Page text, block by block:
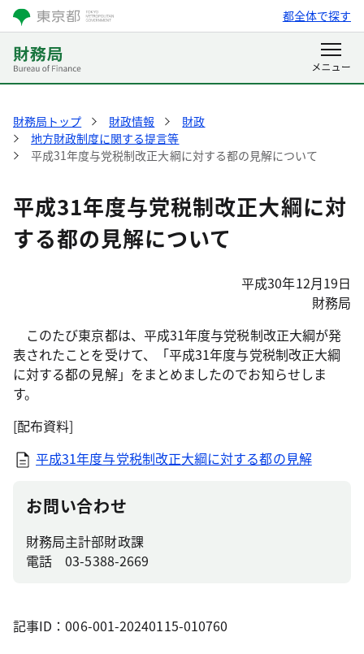
都全体で探す
財務局トップ 財政情報
財政
地方財政制度に関する提言等
平成31年度与党税制改正大綱に対する都の見解について
平成31年度与党税制改正大綱に対
する都の見解について
平成30年12月19日
財務局
このたび東京都は、平成31年度与党税制改正大綱が発
表されたことを受けて、「平成31年度与党税制改正大綱
に対する都の見解」をまとめましたのでお知らせしま
す。
[配布資料]
平成31年度与党税制改正大綱に対する都の見解
お問い合わせ
財務局主計部財政課
電話 03-5388-2669
記事ID：006-001-20240115-010760